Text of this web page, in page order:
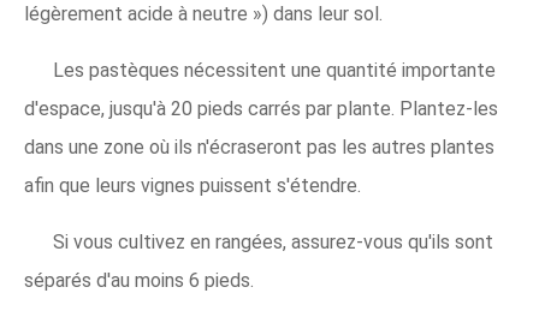
légèrement acide à neutre ») dans leur sol.
Les pastèques nécessitent une quantité importante
d'espace, jusqu'à 20 pieds carrés par plante. Plantez-les
dans une zone où ils n'écraseront pas les autres plantes
afin que leurs vignes puissent s'étendre.
Si vous cultivez en rangées, assurez-vous qu'ils sont
séparés d'au moins 6 pieds.